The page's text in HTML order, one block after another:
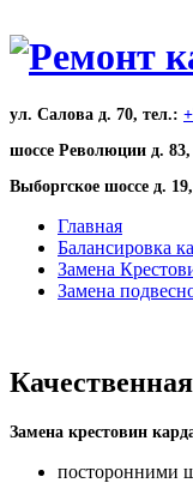
ул. Салова д. 70, тел.:
шоссе Революции д. 83,
Выборгское шоссе д.
Главная
Балансировка
Замена
Замена
Замена крестовин
посторонними